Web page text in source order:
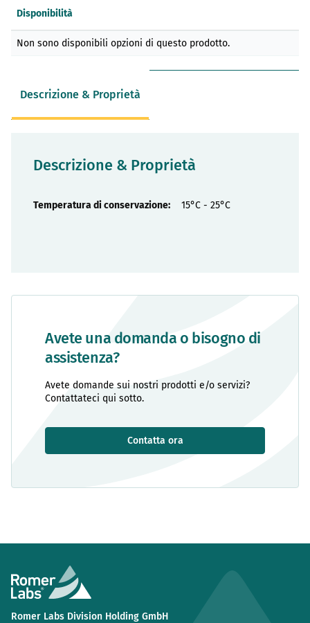
Avete una domanda o bisogno di
assistenza?
Avete domande sui nostri prodotti e/o servizi?
Contattateci qui sotto.
Contatta ora
prodotti
Disponibilità
Non sono disponibili opzioni di questo prodotto.
Descrizione & Proprietà
Descrizione & Proprietà
Proprietà 15°C - 25°C
Romer Labs Division Holding GmbH